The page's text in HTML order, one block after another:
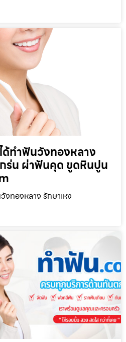
ทำฟันวังทองหลาง
ร่น ผ่าฟันคุด ขูดหินปูน
ทองหลาง รักษาเหง